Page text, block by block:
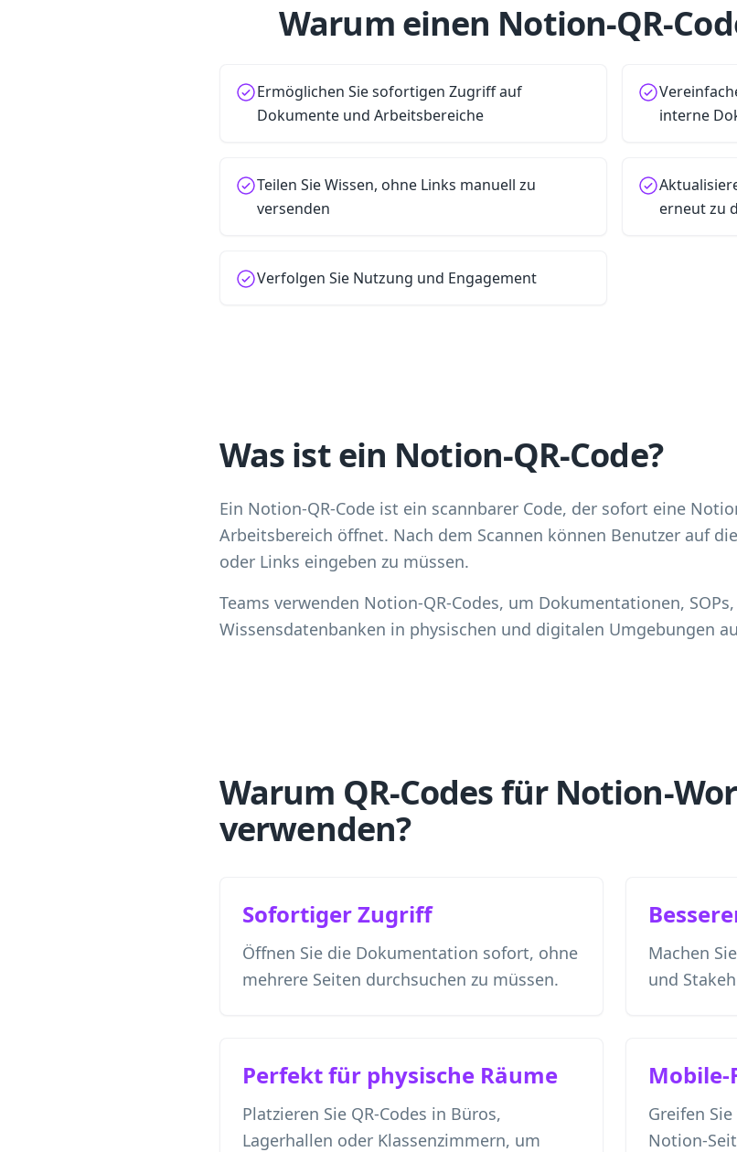
Warum einen Notion-QR-
Ermöglichen Sie sofortigen Zugriff auf
Dokumente und Arbeitsbereiche
interne
Teilen Sie Wissen, ohne Links manuell zu
versenden
erneut zu
Verfolgen Sie Nutzung und Engagement
Was ist ein Notion-QR-Code?
Ein Notion-QR-Code ist ein scannbarer Code, der sofort eine
Arbeitsbereich öffnet. Nach dem Scannen können Benutzer auf
oder Links eingeben zu müssen.
Teams verwenden Notion-QR-Codes, um Dokumentationen,
Wissensdatenbanken in physischen und digitalen Umgebungen
Warum QR-Codes für Notion-
verwenden?
Sofortiger Zugriff
Öffnen Sie die Dokumentation sofort, ohne
mehrere Seiten durchsuchen zu müssen.
Machen
und
Perfekt für physische Räume
Platzieren Sie QR-Codes in Büros,
Lagerhallen oder Klassenzimmern, um
Mobile-
Greifen
Notion-